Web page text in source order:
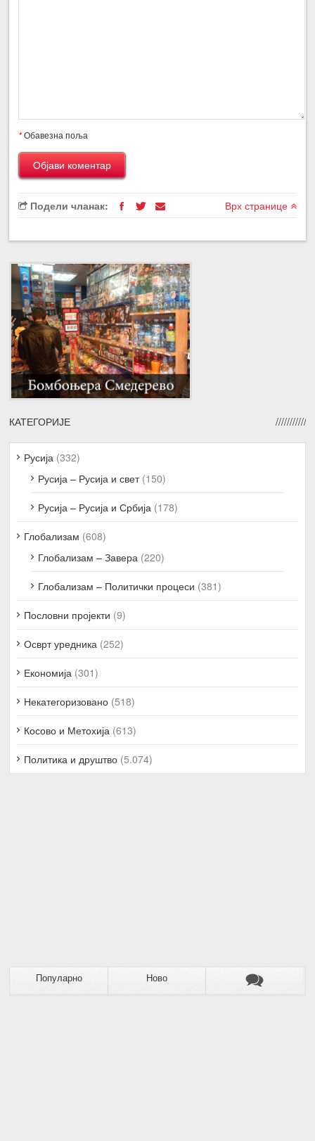
*Обавезна поља
Подели чланак: Врх странице
КАТЕГОРИЈЕ
Русија (332)
Русија – Русија и свет(150)
Русија – Русија и Србија (178)
Глобализам (608)
Глобализам – Завера (220)
Глобализам – Политички процеси (381)
Пословни пројекти (9)
Осврт уредника (252)
Економија (301)
Некатегоризовано (518)
Косово и Метохија (613)
Политика и друштво (5.074)
Популарно Ново